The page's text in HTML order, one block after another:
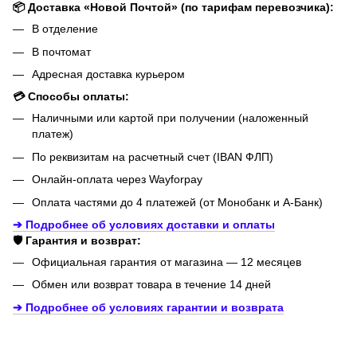
📦 Доставка «Новой Почтой» (по тарифам перевозчика):
В отделение
В почтомат
Адресная доставка курьером
💳 Способы оплаты:
Наличными или картой при получении (наложенный
платеж)
По реквизитам на расчетный счет (IBAN ФЛП)
Онлайн-оплата через Wayforpay
Оплата частями до 4 платежей (от Монобанк и А-Банк)
➔ Подробнее об условиях доставки и оплаты
🛡️ Гарантия и возврат:
Официальная гарантия от магазина — 12 месяцев
Обмен или возврат товара в течение 14 дней
➔ Подробнее об условиях гарантии и возврата